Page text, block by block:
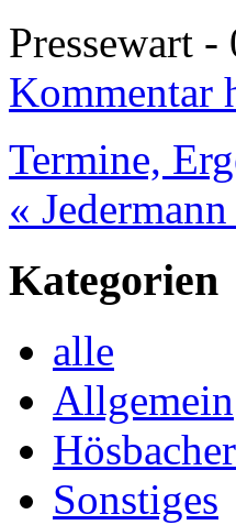
Pressewart
Kommentar
Termine,
«
Kategorien
alle
Allgemein
Sonstiges